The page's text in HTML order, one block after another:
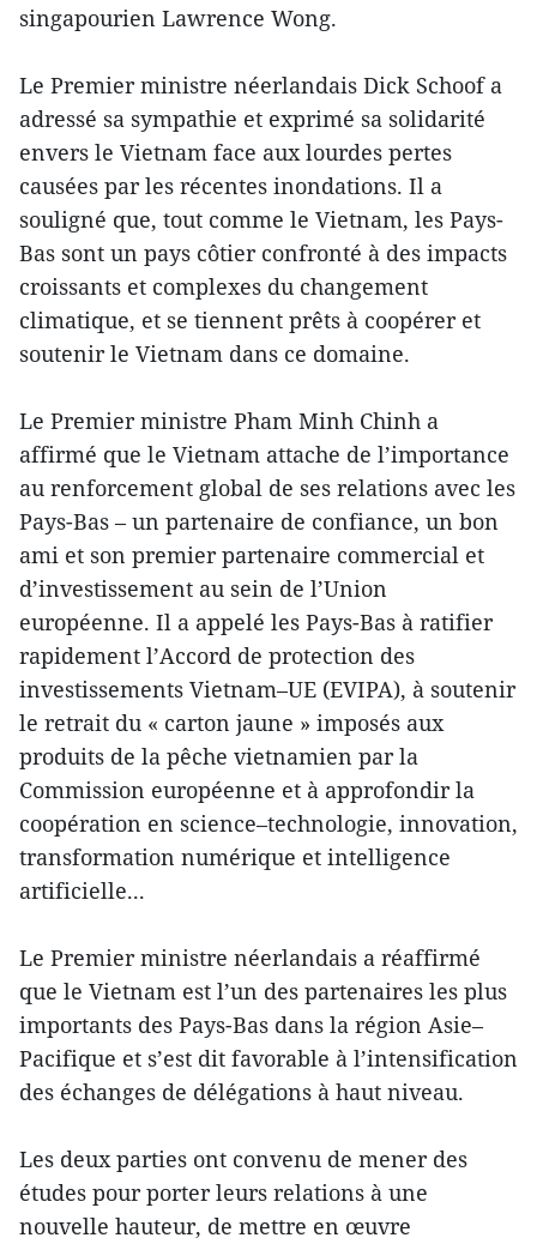
singapourien Lawrence Wong.
Le Premier ministre néerlandais Dick Schoof a
adressé sa sympathie et exprimé sa solidarité
envers le Vietnam face aux lourdes pertes
causées par les récentes inondations. Il a
souligné que, tout comme le Vietnam, les Pays-
Bas sont un pays côtier confronté à des impacts
croissants et complexes du changement
climatique, et se tiennent prêts à coopérer et
soutenir le Vietnam dans ce domaine.
Le Premier ministre Pham Minh Chinh a
affirmé que le Vietnam attache de l’importance
au renforcement global de ses relations avec les
Pays-Bas – un partenaire de confiance, un bon
ami et son premier partenaire commercial et
d’investissement au sein de l’Union
européenne. Il a appelé les Pays-Bas à ratifier
rapidement l’Accord de protection des
investissements Vietnam–UE (EVIPA), à soutenir
le retrait du « carton jaune » imposés aux
produits de la pêche vietnamien par la
Commission européenne et à approfondir la
coopération en science–technologie, innovation,
transformation numérique et intelligence
artificielle...
Le Premier ministre néerlandais a réaffirmé
que le Vietnam est l’un des partenaires les plus
importants des Pays-Bas dans la région Asie–
Pacifique et s’est dit favorable à l’intensification
des échanges de délégations à haut niveau.
Les deux parties ont convenu de mener des
études pour porter leurs relations à une
nouvelle hauteur, de mettre en œuvre